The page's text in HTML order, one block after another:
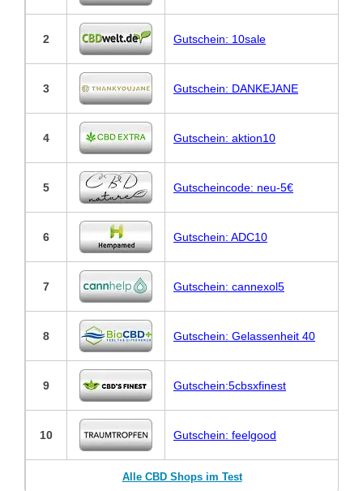
2 Gutschein: 10sale
3 Gutschein: DANKEJANE
4 Gutschein: aktion10
5 Gutscheincode: neu-5€
6 Gutschein: ADC10
7 Gutschein: cannexol5
8 Gutschein: Gelassenheit 40
9 Gutschein:5cbsxfinest
10 Gutschein: feelgood
Alle CBD Shops im Test